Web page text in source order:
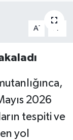
A-
2026
tespiti ve
yol